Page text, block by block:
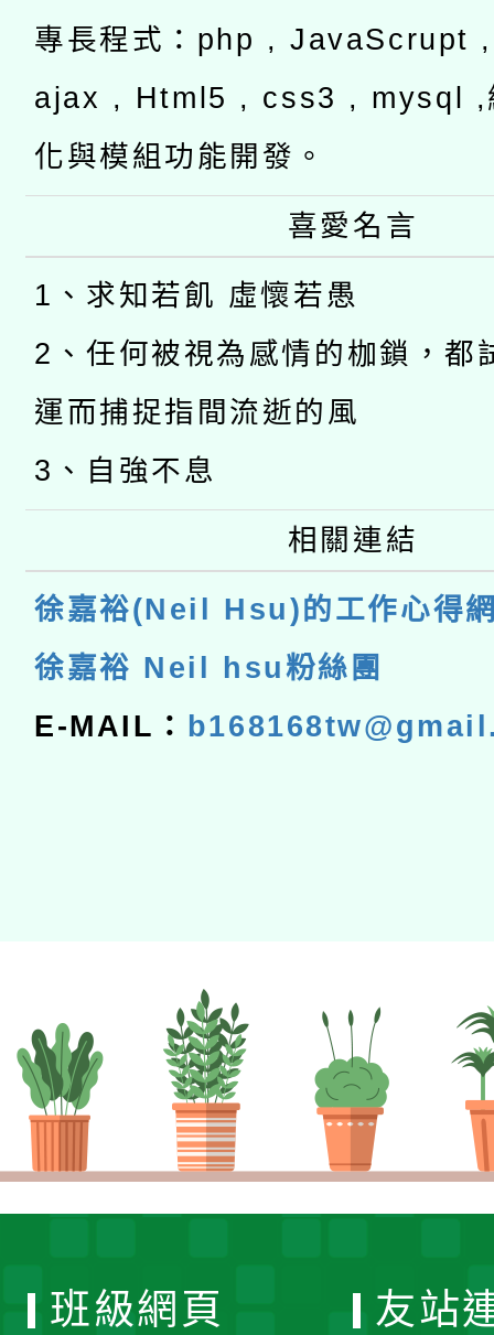
專長程式：php , JavaScrupt
ajax , Html5 , css3 , mysql ,
化與模組功能開發。
喜愛名言
1、求知若飢 虛懷若愚
2、任何被視為感情的枷鎖，都
運而捕捉指間流逝的風
3、自強不息
相關連結
徐嘉裕(Neil Hsu)的工作心得
徐嘉裕 Neil hsu粉絲團
E-MAIL：
班級網頁 友站